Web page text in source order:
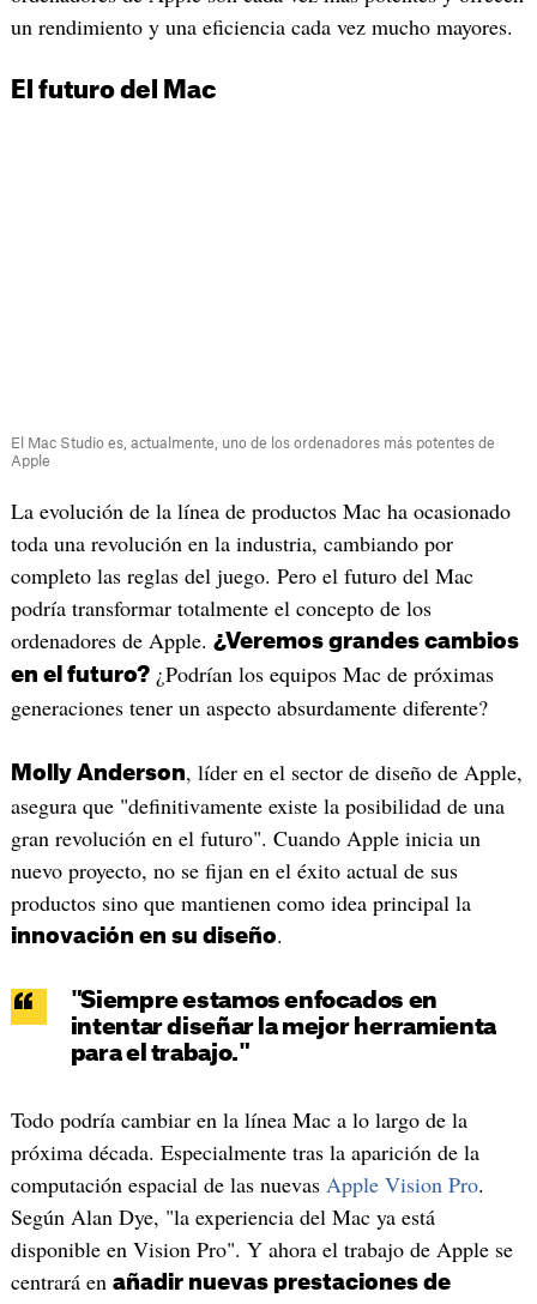
un rendimiento y una eficiencia cada vez mucho mayores.
El futuro del Mac
El Mac Studio es, actualmente, uno de los ordenadores más potentes de
Apple
La evolución de la línea de productos Mac ha ocasionado
toda una revolución en la industria, cambiando por
completo las reglas del juego. Pero el futuro del Mac
podría transformar totalmente el concepto de los
ordenadores de Apple. ¿Veremos grandes cambios
en el futuro?¿Podrían los equipos Mac de próximas
generaciones tener un aspecto absurdamente diferente?
Molly Anderson, líder en el sector de diseño de Apple,
asegura que "definitivamente existe la posibilidad de una
gran revolución en el futuro". Cuando Apple inicia un
nuevo proyecto, no se fijan en el éxito actual de sus
productos sino que mantienen como idea principal la
innovación en su diseño.
"Siempre estamos enfocados en
intentar diseñar la mejor herramienta
para el trabajo."
Todo podría cambiar en la línea Mac a lo largo de la
próxima década. Especialmente tras la aparición de la
computación espacial de las nuevas Apple Vision Pro.
Según Alan Dye, "la experiencia del Mac ya está
disponible en Vision Pro". Y ahora el trabajo de Apple se
centrará en añadir nuevas prestaciones de